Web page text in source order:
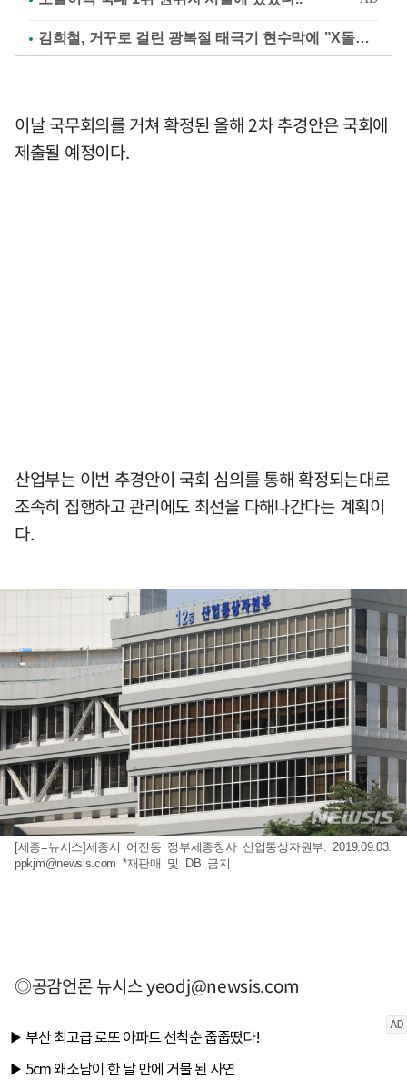
김희철, 거꾸로 걸린 광복절 태극기 현수막에 "X돌았네"
이날 국무회의를 거쳐 확정된 올해 2차 추경안은 국회에
제출될 예정이다.
산업부는 이번 추경안이 국회 심의를 통해 확정되는대로
조속히 집행하고 관리에도 최선을 다해나간다는 계획이
다.
[세종=뉴시스]세종시 어진동 정부세종청사 산업통상자원부. 2019.09.03.
ppkjm@newsis.com *재판매 및 DB 금지
◎공감언론 뉴시스yeodj@newsis.com